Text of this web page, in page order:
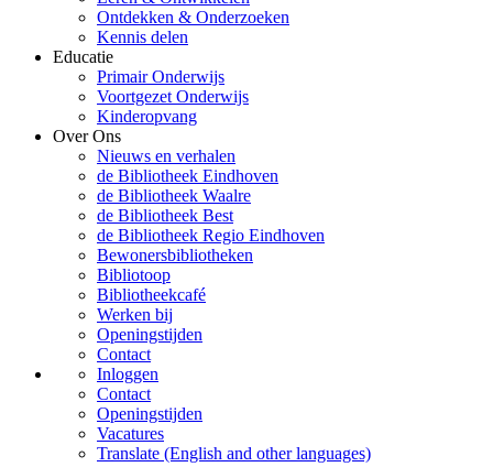
Ontdekken & Onderzoeken
Kennis delen
Educatie
Primair Onderwijs
Voortgezet Onderwijs
Kinderopvang
Over Ons
Nieuws en verhalen
de Bibliotheek Eindhoven
de Bibliotheek Waalre
de Bibliotheek Best
de Bibliotheek Regio Eindhoven
Bewonersbibliotheken
Bibliotoop
Bibliotheekcafé
Werken bij
Openingstijden
Contact
Inloggen
Contact
Openingstijden
Vacatures
Translate (English and other languages)